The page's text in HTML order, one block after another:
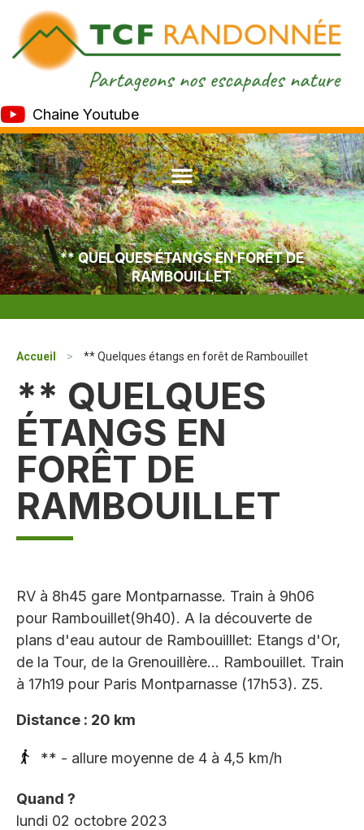
Chaine Youtube
** QUELQUES ÉTANGS EN FORÊT DE
RAMBOUILLET
Accueil > ** Quelques étangs en forêt de Rambouillet
** QUELQUES
ÉTANGS EN
FORÊT DE
RAMBOUILLET
RV à 8h45 gare Montparnasse. Train à 9h06
pour Rambouillet(9h40). A la découverte de
plans d'eau autour de Rambouilllet: Etangs d'Or,
de la Tour, de la Grenouillère... Rambouillet. Train
à 17h19 pour Paris Montparnasse (17h53). Z5.
Distance : 20 km
** - allure moyenne de 4 à 4,5 km/h
Quand ?
lundi 02 octobre 2023